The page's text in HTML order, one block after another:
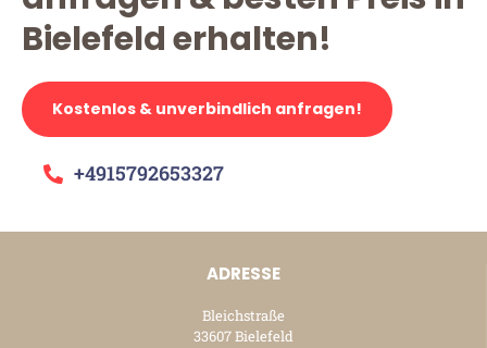
Bielefeld erhalten!
Kostenlos & unverbindlich anfragen!
+4915792653327
ADRESSE
Bleichstraße
33607 Bielefeld